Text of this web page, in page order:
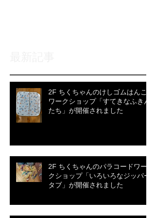
2F ちくちゃんのけしゴムはんこ
ワークショップ「すてきなふきん
たち」が開催されました
2F ちくちゃんのパラコードワー
クショップ「いろいろなジッパー
タブ」が開催されました